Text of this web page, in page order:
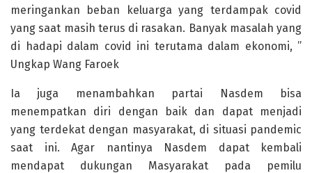
meringankan beban keluarga yang terdampak covid
yang saat masih terus di rasakan. Banyak masalah yang
di hadapi dalam covid ini terutama dalam ekonomi, ”
Ungkap Wang Faroek
Ia juga menambahkan partai Nasdem bisa
menempatkan diri dengan baik dan dapat menjadi
yang terdekat dengan masyarakat, di situasi pandemic
saat ini. Agar nantinya Nasdem dapat kembali
mendapat dukungan Masyarakat pada pemilu